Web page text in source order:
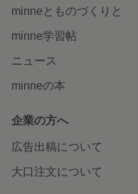
minneとものづくりと
minne学習帖
ニュース
minneの本
企業の方へ
広告出稿について
大口注文について